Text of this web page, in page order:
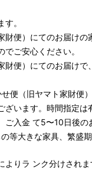
。
財便） にてのお届けの
ご安心ください。
財便） にてのお届けで
便 （旧ヤマト家財便
ざいます。時間指定
ご入金 て5〜10日後の
等大きな家具、繁
よりラ ンク分けされま